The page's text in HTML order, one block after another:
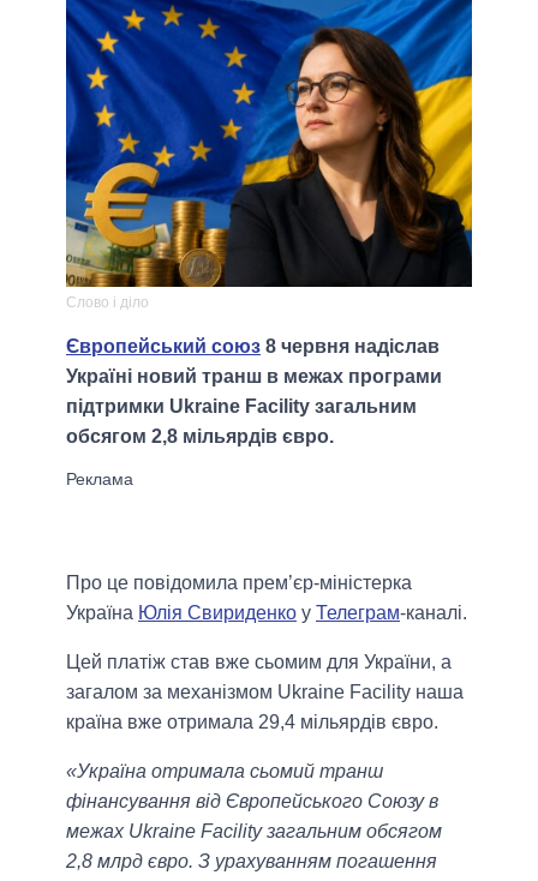
Слово і діло
Європейський союз 8 червня надіслав
Україні новий транш в межах програми
підтримки Ukraine Facility загальним
обсягом 2,8 мільярдів євро.
Про це повідомила прем’єр-міністерка
Україна Юлія Свириденко у Телеграм-каналі.
Цей платіж став вже сьомим для України, а
загалом за механізмом Ukraine Facility наша
країна вже отримала 29,4 мільярдів євро.
«Україна отримала сьомий транш
фінансування від Європейського Союзу в
межах Ukraine Facility загальним обсягом
2,8 млрд євро. З урахуванням погашення